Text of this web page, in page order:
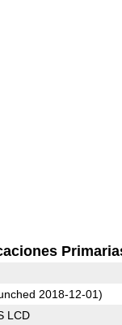
2018-12-01)
LCD